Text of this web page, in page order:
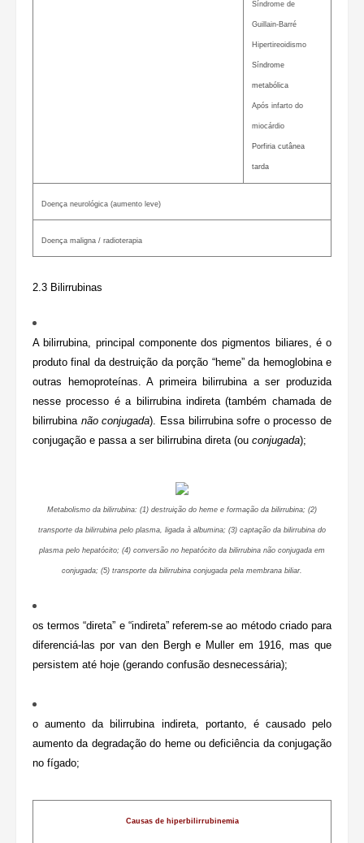
Síndrome de
Guillain-Barré
Hipertireoidismo
Síndrome
metabólica
Após infarto do
miocárdio
Porfiria cutânea
tarda
Doença neurológica (aumento leve)
Doença maligna / radioterapia
2.3 Bilirrubinas
A bilirrubina, principal componente dos pigmentos biliares, é o
produto final da destruição da porção “heme” da hemoglobina e
outras hemoproteínas. A primeira bilirrubina a ser produzida
nesse processo é a bilirrubina indireta (também chamada de
bilirrubina não conjugada). Essa bilirrubina sofre o processo de
conjugação e passa a ser bilirrubina direta (ou conjugada);
Metabolismo da bilirrubina: (1) destruição do heme e formação da bilirrubina; (2)
transporte da bilirrubina pelo plasma, ligada à albumina; (3) captação da bilirrubina do
plasma pelo hepatócito; (4) conversão no hepatócito da bilirrubina não conjugada em
conjugada; (5) transporte da bilirrubina conjugada pela membrana biliar.
os termos “direta” e “indireta” referem-se ao método criado para
diferenciá-las por van den Bergh e Muller em 1916, mas que
persistem até hoje (gerando confusão desnecessária);
o aumento da bilirrubina indireta, portanto, é causado pelo
aumento da degradação do heme ou deficiência da conjugação
no fígado;
Causas de hiperbilirrubinemia